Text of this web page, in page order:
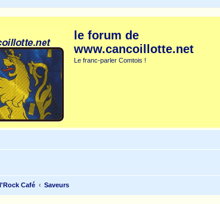
le forum de
www.cancoillotte.net
Le franc-parler Comtois !
Café Saveurs